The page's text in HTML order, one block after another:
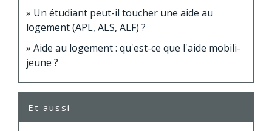
Un étudiant peut-il toucher une aide au
logement (APL, ALS, ALF) ?
Aide au logement : qu'est-ce que l'aide mobili-
jeune ?
Et aussi